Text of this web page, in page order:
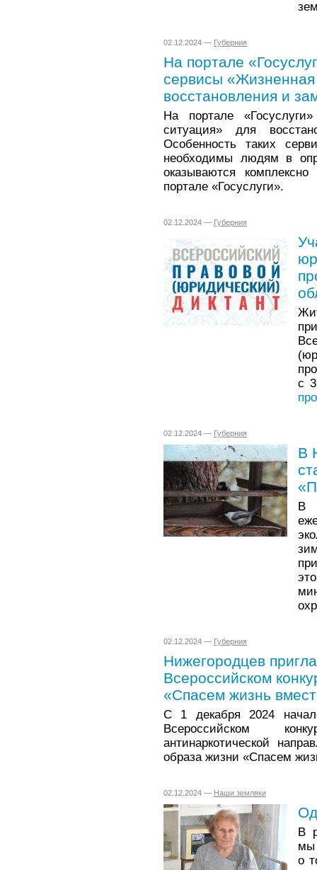
02.12.2024 — Губерния
На портале
сервисы «Жизненная
восстановления и
На портале
ситуация» для
Особенность таких
необходимы людям в
оказываются
портале «Госуслуги».
02.12.2024 — Губерния
с
02.12.2024 — Губерния
В
В
02.12.2024 — Губерния
Нижегородцев
Всероссийском
«Спасем жизнь
С 1 декабря 2024
Всероссийском
антинаркотической
образа жизни «Спасем
02.12.2024 — Наши земляки
В
мы
о